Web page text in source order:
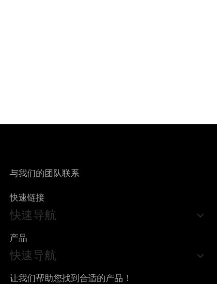
与我们的团队联系
快速链接
快速导航
产品
快速导航
让我们帮助您找到合适的产品！